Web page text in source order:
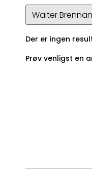
Der er ingen
Prøv venligst en